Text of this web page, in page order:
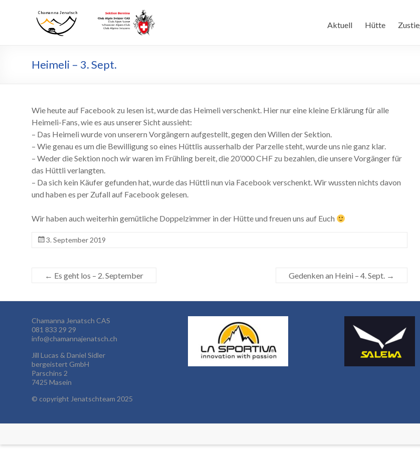
Chamanna
Jenatsch
Chamanna
Jenatsch
Aktuell Hütte
Heimeli – 3. Sept.
Wie heute auf Facebook zu lesen ist, wurde das Heimeli verschenkt. Hier nur eine kleine Erklärung für alle
Heimeli-Fans, wie es aus unserer Sicht aussieht:
– Das Heimeli wurde von unserern Vorgängern aufgestellt, gegen den Willen der Sektion.
– Wie genau es um die Bewilligung so eines Hüttlis ausserhalb der Parzelle steht, wurde uns nie ganz klar.
– Weder die Sektion noch wir waren im Frühling bereit, die 20’000 CHF zu bezahlen, die unsere Vorgänger für
das Hüttli verlangten.
– Da sich kein Käufer gefunden hat, wurde das Hüttli nun via Facebook verschenkt. Wir wussten nichts davon
und haben es per Zufall auf Facebook gelesen.
Wir haben auch weiterhin gemütliche Doppelzimmer in der Hütte und freuen uns auf Euch
3. September 2019
← Es geht los – 2. September Gedenken an Heini – 4. Sept. →
Chamanna Jenatsch CAS
081 833 29 29
info@chamannajenatsch.ch
Jill Lucas & Daniel Sidler
bergeistert GmbH
Parschins 2
7425 Masein
© copyright Jenatschteam 2025